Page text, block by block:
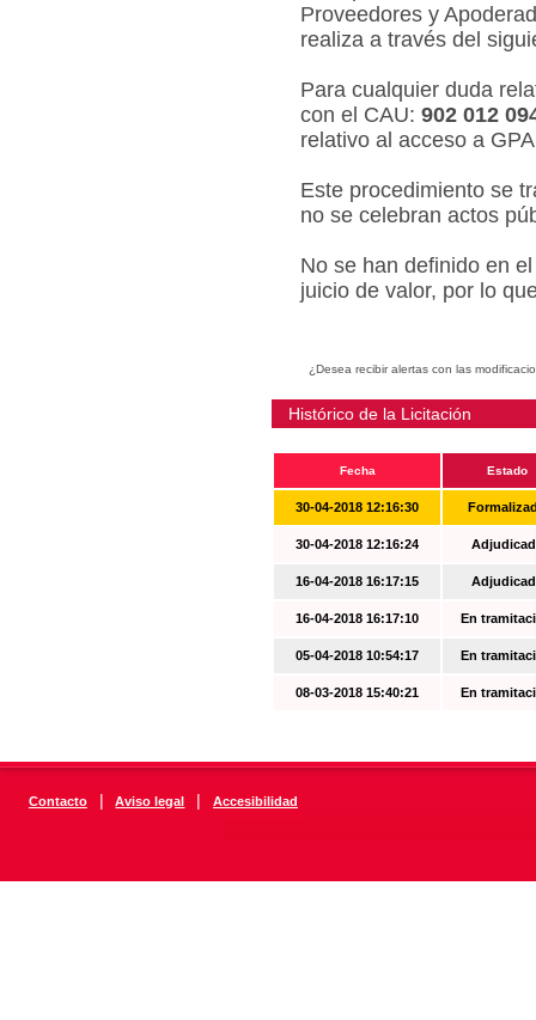
Proveedores y
realiza a través del
Para cualquier duda
con el CAU: 902 012
relativo al acceso a
Este procedimiento se
no se celebran actos
No se han definido en
juicio de valor, por lo
¿Desea recibir alertas con las
Histórico de la Licitación
Fecha Estado
30-04-2018 12:16:30
30-04-2018 12:16:24
16-04-2018 16:17:15
16-04-2018 16:17:10 En
05-04-2018 10:54:17 En
08-03-2018 15:40:21 En
Contacto | Aviso legal | Accesibilidad